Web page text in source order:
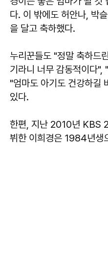
다. 이 밖에도 허안나, 박
을 달고 축하했다.
누리꾼들도 "정말 축하드
기라니 너무 감동적이다",
"엄마도 아기도 건강하길
있다.
한편, 지난 2010년 KBS
뷔한 이희경은 1984년생